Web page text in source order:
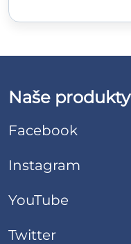
Naše produkty
Facebook
Instagram
YouTube
Twitter